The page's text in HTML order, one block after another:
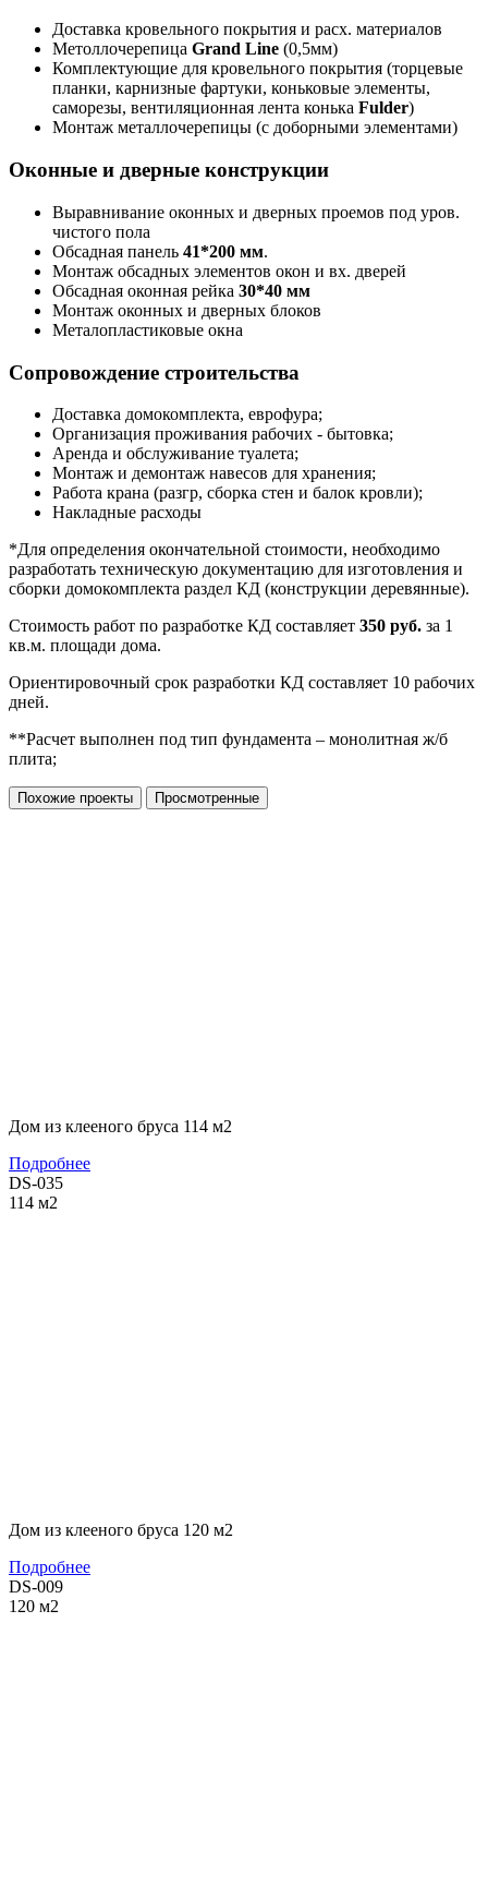
Доставка кровельного покрытия и расх. материалов
Метоллочерепица Grand Line (0,5мм)
Комплектующие для кровельного покрытия (торцевые
планки, карнизные фартуки, коньковые элементы,
саморезы, вентиляционная лента конька Fulder)
Монтаж металлочерепицы (с доборными элементами)
Оконные и дверные конструкции
Выравнивание оконных и дверных проемов под уров.
чистого пола
Обсадная панель 41*200 мм.
Монтаж обсадных элементов окон и вх. дверей
Обсадная оконная рейка 30*40 мм
Монтаж оконных и дверных блоков
Металопластиковые окна
Сопровождение строительства
Доставка домокомплекта, еврофура;
Организация проживания рабочих - бытовка;
Аренда и обслуживание туалета;
Монтаж и демонтаж навесов для хранения;
Работа крана (разгр, сборка стен и балок кровли);
Накладные расходы
*Для определения окончательной стоимости, необходимо
разработать техническую документацию для изготовления и
сборки домокомплекта раздел КД (конструкции деревянные).
Стоимость работ по разработке КД составляет 350 руб. за 1
кв.м. площади дома.
Ориентировочный срок разработки КД составляет 10 рабочих
дней.
**Расчет выполнен под тип фундамента – монолитная ж/б
плита;
Похожие проекты Просмотренные
Дом из клееного бруса 114 м2
Подробнее
DS-035
114 м2
Дом из клееного бруса 120 м2
Подробнее
DS-009
120 м2